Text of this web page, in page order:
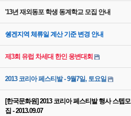
'13년 재외동포 학생 동계학교 모집 안내
쉥겐지역 체류일 계산 기준 변경 안내
제3회 유럽 차세대 한인 웅변대회
2013 코리아 페스티발 - 9월7일, 토요일
[한국문화원] 2013 코리아 페스티발 행사 스텝모
집 - 2013.09.07